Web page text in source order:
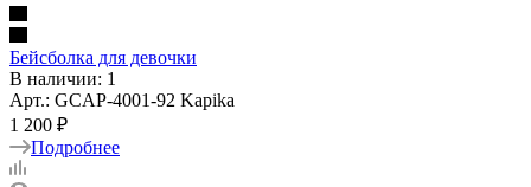
Бейсболка для девочки
В наличии: 1
Арт.: GCAP-4001-92 Kapika
1 200 ₽
Подробнее